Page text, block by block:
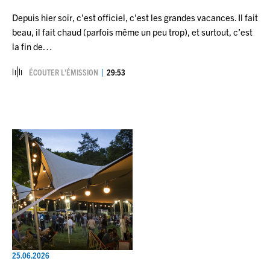
Depuis hier soir, c’est officiel, c’est les grandes vacances. Il fait
beau, il fait chaud (parfois même un peu trop), et surtout, c’est
la fin de…
ÉCOUTER L’ÉMISSION 29:53
25.06.2026